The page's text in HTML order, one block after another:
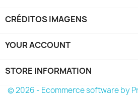
CRÉDITOS IMAGENS
YOUR ACCOUNT
STORE INFORMATION
© 2026 - Ecommerce software by